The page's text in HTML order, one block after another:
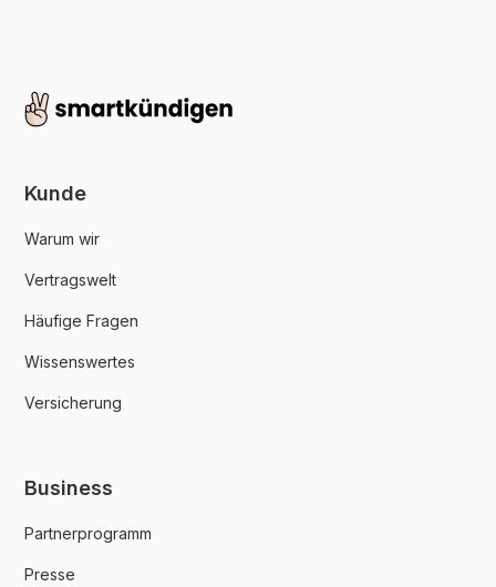
Kunde
Warum wir
Vertragswelt
Häufige Fragen
Wissenswertes
Versicherung
Business
Partnerprogramm
Presse